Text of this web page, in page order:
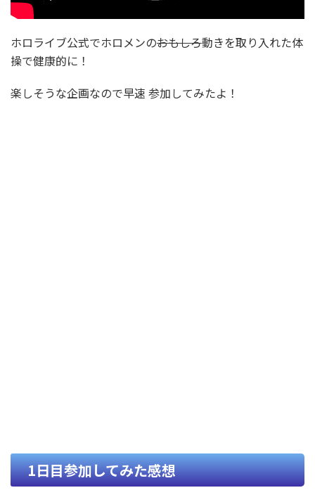
ホロライブ公式でホロメンのおもしろ動きを取り入れた体
操で健康的に！
楽しそうな企画なので早速 参加してみたよ！
1日目参加してみた感想